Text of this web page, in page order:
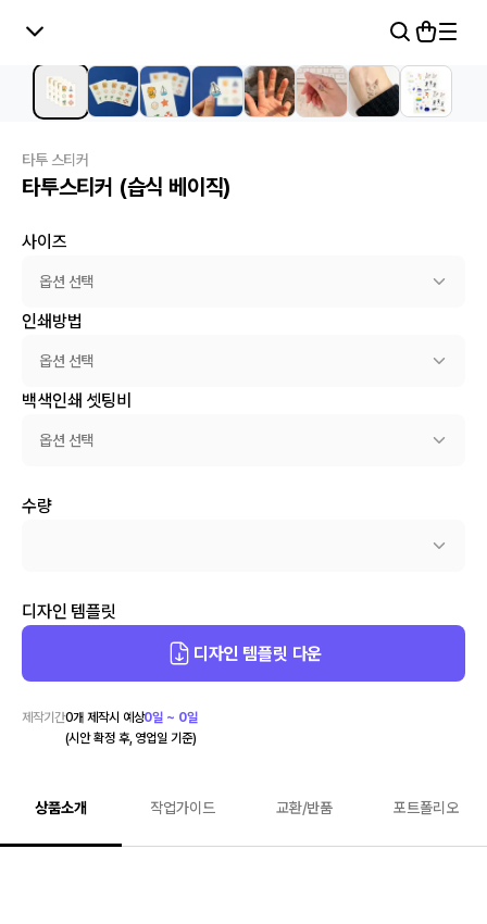
타투 스티커
타투스티커 (습식 베이직)
사이즈
옵션 선택
인쇄방법
옵션 선택
백색인쇄 셋팅비
옵션 선택
수량
디자인 템플릿
디자인 템플릿 다운
제작기간0개 제작시 예상0일 ~ 0일
(시안 확정 후, 영업일 기준)
상품소개 작업가이드 교환/반품 포트폴리오